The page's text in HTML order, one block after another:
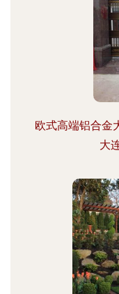
欧式高端铝合金
大